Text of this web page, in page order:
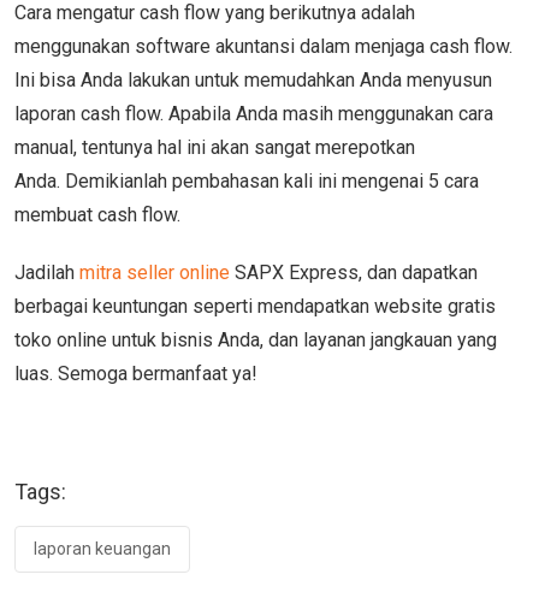
Cara mengatur cash flow yang berikutnya adalah
menggunakan software akuntansi dalam menjaga cash flow.
Ini bisa Anda lakukan untuk memudahkan Anda menyusun
laporan cash flow. Apabila Anda masih menggunakan cara
manual, tentunya hal ini akan sangat merepotkan
Anda. Demikianlah pembahasan kali ini mengenai 5 cara
membuat cash flow.
Jadilah mitra seller online SAPX Express, dan dapatkan
berbagai keuntungan seperti mendapatkan website gratis
toko online untuk bisnis Anda, dan layanan jangkauan yang
luas. Semoga bermanfaat ya!
Tags:
laporan keuangan